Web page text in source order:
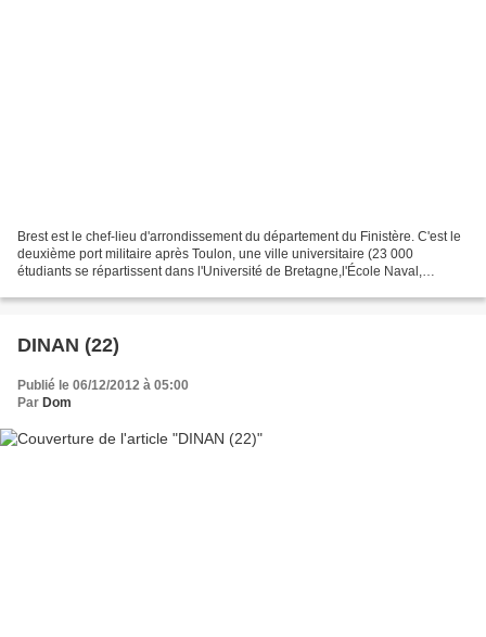
Brest est le chef-lieu d'arrondissement du département du Finistère. C'est le
deuxième port militaire après Toulon, une ville universitaire (23 000
étudiants se répartissent dans l'Université de Bretagne,l'École Naval,
DINAN (22)
Publié le 06/12/2012 à 05:00
Par Dom